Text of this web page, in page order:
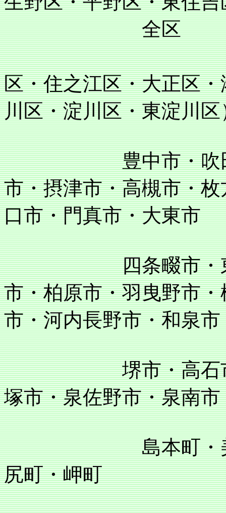
全区
住吉区・阿
区・住之江区・大正区
川区・淀川区・東淀川区
豊中市・吹田市・
市・摂津市・高槻市・
口市・門真市・大東市
四条畷市・東大
市・柏原市・羽曳野市
市・河内長野市・和泉市
堺市・高石市・泉
塚市・泉佐野市・泉南
島本町・美原町
尻町・岬町